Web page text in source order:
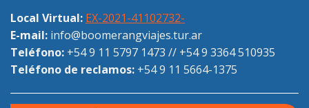
Local Virtual: EX-2021-41102732-
E-mail: info@boomerangviajes.tur.ar
Teléfono: +54 9 11 5797 1473 // +54 9 3364 510935
Teléfono de reclamos: +54 9 11 5664-1375